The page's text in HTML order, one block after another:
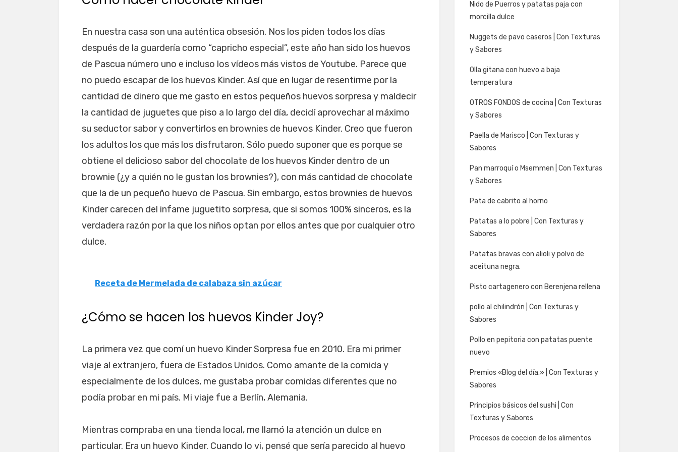
En nuestra casa son una auténtica obsesión. Nos los piden todos los días
después de la guardería como “capricho especial”, este año han sido los huevos
de Pascua número uno e incluso los vídeos más vistos de Youtube. Parece que
no puedo escapar de los huevos Kinder. Así que en lugar de resentirme por la
cantidad de dinero que me gasto en estos pequeños huevos sorpresa y maldecir
la cantidad de juguetes que piso a lo largo del día, decidí aprovechar al máximo
su seductor sabor y convertirlos en brownies de huevos Kinder. Creo que fueron
los adultos los que más los disfrutaron. Sólo puedo suponer que es porque se
obtiene el delicioso sabor del chocolate de los huevos Kinder dentro de un
brownie (¿y a quién no le gustan los brownies?), con más cantidad de chocolate
que la de un pequeño huevo de Pascua. Sin embargo, estos brownies de huevos
Kinder carecen del infame juguetito sorpresa, que si somos 100% sinceros, es la
verdadera razón por la que los niños optan por ellos antes que por cualquier otro
dulce.
Receta de Mermelada de calabaza sin azúcar
¿Cómo se hacen los huevos Kinder Joy?
La primera vez que comí un huevo Kinder Sorpresa fue en 2010. Era mi primer
viaje al extranjero, fuera de Estados Unidos. Como amante de la comida y
especialmente de los dulces, me gustaba probar comidas diferentes que no
podía probar en mi país. Mi viaje fue a Berlín, Alemania.
Mientras compraba en una tienda local, me llamó la atención un dulce en
particular. Era un huevo Kinder. Cuando lo vi, pensé que sería parecido al huevo
Nido de Puerros y patatas paja con
morcilla dulce
Nuggets de pavo caseros | Con Texturas
y Sabores
Olla gitana con huevo a baja
temperatura
OTROS FONDOS de cocina | Con Texturas
y Sabores
Paella de Marisco | Con Texturas y
Sabores
Pan marroquí o Msemmen | Con Texturas
y Sabores
Pata de cabrito al horno
Patatas a lo pobre | Con Texturas y
Sabores
Patatas bravas con alioli y polvo de
aceituna negra.
Pisto cartagenero con Berenjena rellena
pollo al chilindrón | Con Texturas y
Sabores
Pollo en pepitoria con patatas puente
nuevo
Premios «Blog del día.» | Con Texturas y
Sabores
Principios básicos del sushi | Con
Texturas y Sabores
Procesos de coccion de los alimentos